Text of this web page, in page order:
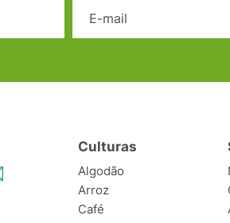
Culturas
Algodão
Arroz
Café